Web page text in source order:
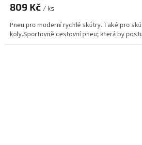
809 Kč / ks
Pneu pro moderní rychlé skútry. Také pro
koly.Sportovně cestovní pneu; která by